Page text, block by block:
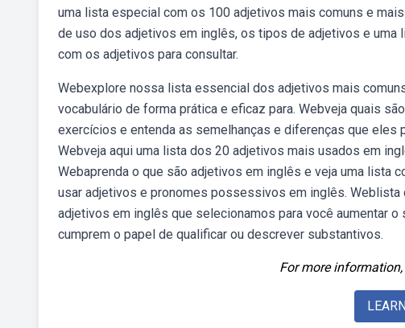
uma lista especial com os 100 adjetivos mais comuns e
de uso dos adjetivos em inglês, os tipos de adjetivos e
com os adjetivos para consultar.
Webexplore nossa lista essencial dos adjetivos mais
vocabulário de forma prática e eficaz para. Webveja quais
exercícios e entenda as semelhanças e diferenças que
Webveja aqui uma lista dos 20 adjetivos mais usados em
Webaprenda o que são adjetivos em inglês e veja uma lista
usar adjetivos e pronomes possessivos em inglês.
adjetivos em inglês que selecionamos para você aumentar
cumprem o papel de qualificar ou descrever substantivos.
For more